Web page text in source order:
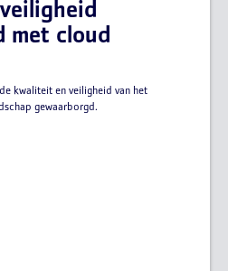
met cloud
kwaliteit en veiligheid van het
gewaarborgd.